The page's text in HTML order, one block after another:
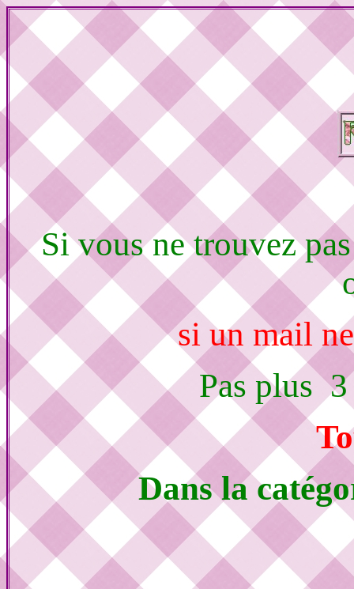
Si vous ne trouvez
si un mail
Pas plus 3
Dans la